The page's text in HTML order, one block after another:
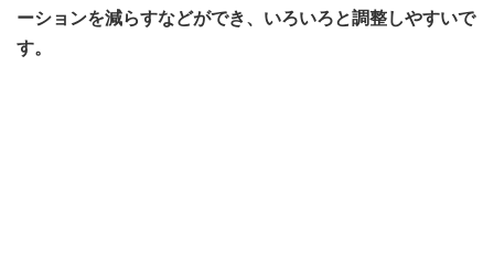
ーションを減らすなどができ、いろいろと調整しやすいで
す。